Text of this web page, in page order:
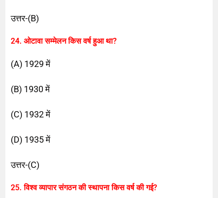
उत्तर-(B)
24. ओटावा सम्मेलन किस वर्ष हुआ था?
(A) 1929 में
(B) 1930 में
(C) 1932 में
(D) 1935 में
उत्तर-(C)
25. विश्व व्यापार संगठन की स्थापना किस वर्ष की गई?